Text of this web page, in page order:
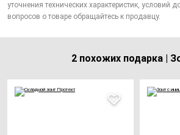
уточнения технических характеристик, условий
вопросов о товаре обращайтесь к продавцу.
2 похожих подарка |